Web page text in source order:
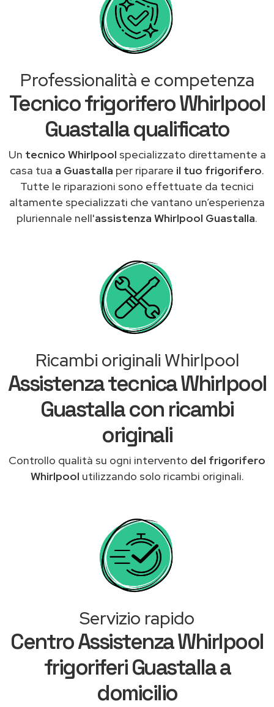
Professionalità e competenza
Tecnico frigorifero Whirlpool
Guastalla qualificato
Un tecnico Whirlpool specializzato direttamente a
casa tua a Guastalla per riparare il tuo frigorifero.
Tutte le riparazioni sono effettuate da tecnici
altamente specializzati che vantano un’esperienza
pluriennale nell'assistenza Whirlpool Guastalla.
Ricambi originali Whirlpool
Assistenza tecnica Whirlpool
Guastalla con ricambi
originali
Controllo qualità su ogni intervento del frigorifero
Whirlpool utilizzando solo ricambi originali.
Servizio rapido
Centro Assistenza Whirlpool
frigoriferi Guastalla a
domicilio